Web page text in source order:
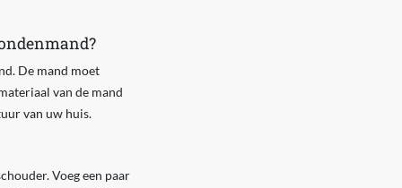
De mand moet
van de mand
van uw huis.
Voeg een paar